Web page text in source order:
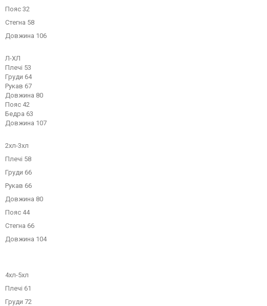
Пояс 32
Стегна 58
Довжина 106
Л-ХЛ
Плечі 53
Груди 64
Рукав 67
Довжина 80
Пояс 42
Бедра 63
Довжина 107
2хл-3хл
Плечі 58
Груди 66
Рукав 66
Довжина 80
Пояс 44
Стегна 66
Довжина 104
4хл-5хл
Плечі 61
Груди 72